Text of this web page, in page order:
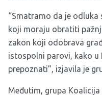
“Smatramo da je odluka
koji moraju obratiti
zakon koji odobrava
istospolni parovi, kako u
prepoznati”, izjavila je
Međutim, grupa